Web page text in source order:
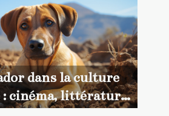
dans la culture
cinéma, littérature